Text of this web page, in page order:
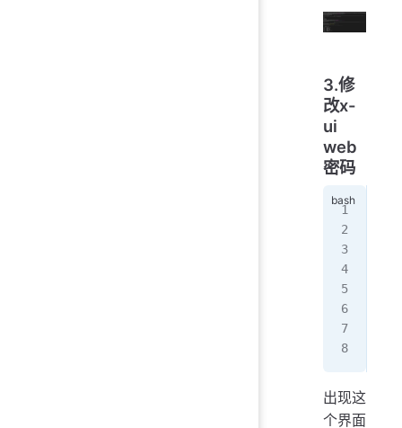
3.修
改x-
ui
web
密码
出现这
个界面